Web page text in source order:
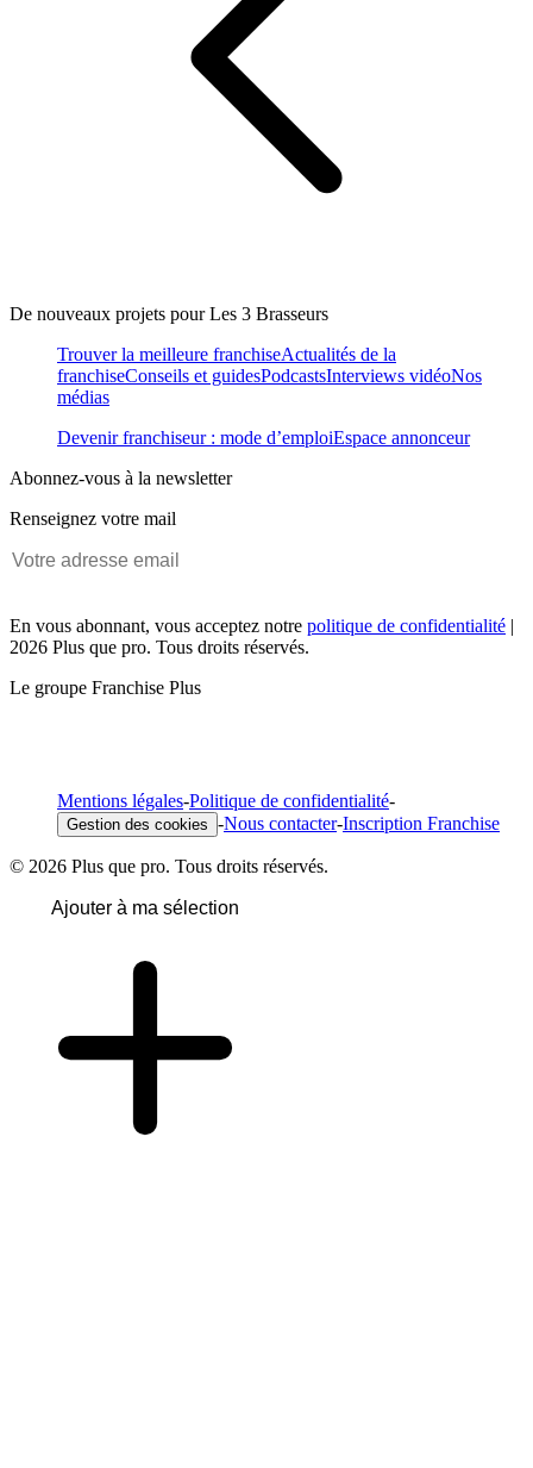
De nouveaux projets pour Les 3 Brasseurs
Trouver la meilleure franchiseActualités de la
franchiseConseils et guidesPodcastsInterviews vidéoNos
médias
Devenir franchiseur : mode d’emploiEspace annonceur
Abonnez-vous à la newsletter
Renseignez votre mail
En vous abonnant, vous acceptez notre politique de confidentialité |
2026 Plus que pro. Tous droits réservés.
Le groupe Franchise Plus
Mentions légales-Politique de confidentialité-
Gestion des cookies -Nous contacter-Inscription Franchise
© 2026 Plus que pro. Tous droits réservés.
Ajouter à ma sélection